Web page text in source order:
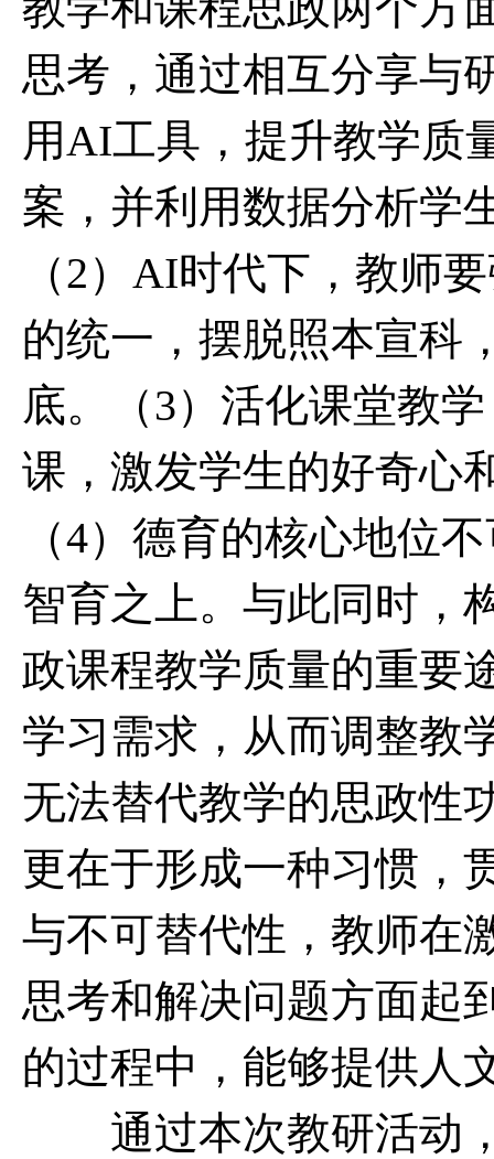
思考，通过相互分享与
用AI工具，提升教学质
案，并利用数据分析学
（2） AI时代下，教师
的统一，摆脱照本宣科
底。（3）活化课堂教
课，激发学生的好奇心
（4）德育的核心地位
智育之上。与此同时，
政课程教学质量的重要
学习需求，从而调整教
无法替代教学的思政性
更在于形成一种习惯，
与不可替代性，教师在
思考和解决问题方面起
的过程中，能够提供人
通过本次教研活动